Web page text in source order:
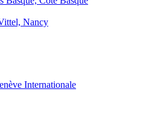
Nancy
Internationale